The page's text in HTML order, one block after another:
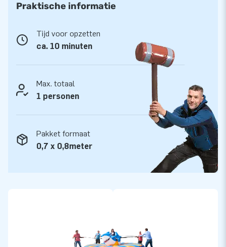
5 jaar garantie op onze topkwaliteit
Vertrouw op sterk, hoge kwaliteit PVC, want JB kussens zijn
op meerdere punten verstevigd en meervoudig gestikt. Ze
zijn daardoor duurzaam en eenvoudig schoon te houden. De
Trekrodeo Haai is voorzien van 5 jaar garantie. Hierdoor
lever jij met dit product jarenlang optimaal speelplezier.
Koop de uitdagende Trekrodeo Haai en bezorg jouw klanten
Meer dan 15.000 klanten kozen ook voor JB
Al ruim 15 jaar laat JB mensen wereldwijd letterlijk een gat
in de lucht springen. Ons team van designers, ontwikkelaars
Praktische informatie
Tijd voor opzetten
ca. 10 minuten
Max. totaal
1 personen
Pakket formaat
0,7 x 0,8meter